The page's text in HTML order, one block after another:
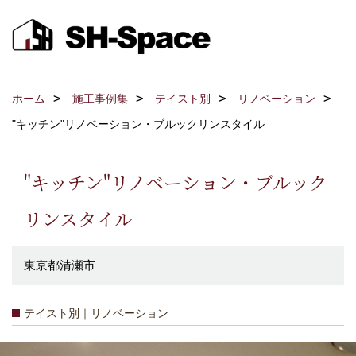
ホーム 施工事例集 テイスト別
リノベーション
"キッチン"リノベーション・ブルックリンスタイル
"キッチン"リノベーション・ブルック
リンスタイル
東京都清瀬市
テイスト別｜リノベーション